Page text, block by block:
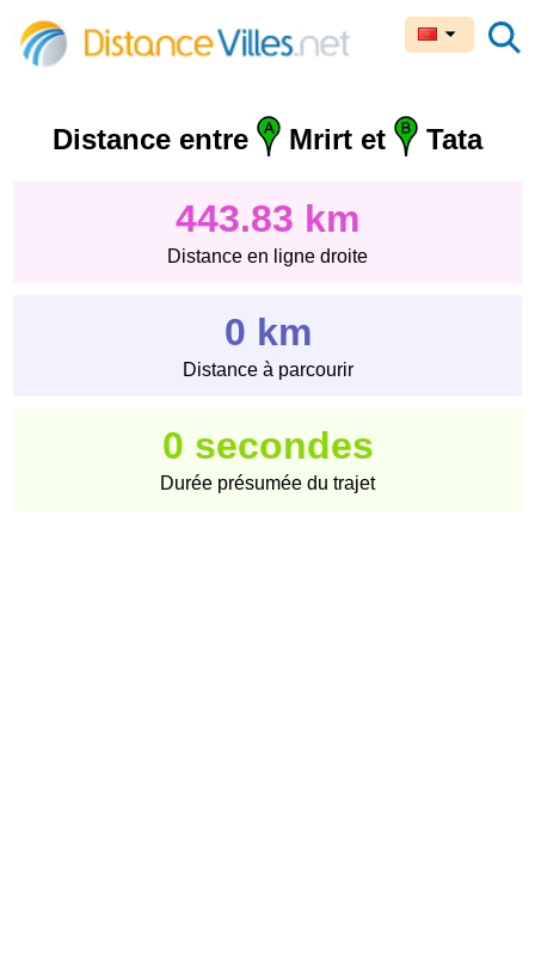
Distance entre Mrirt et Tata
443.83 km
Distance en ligne droite
0 km
Distance à parcourir
0 secondes
Durée présumée du trajet